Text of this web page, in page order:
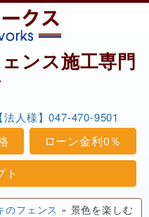
ンス施工専門
【法人様】047-470-9501
ローン金利0％
ト
のフェンス » 景色を楽しむ